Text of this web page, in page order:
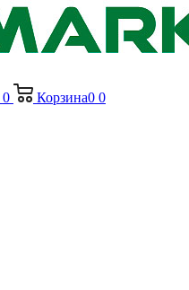
0 Корзина0 0